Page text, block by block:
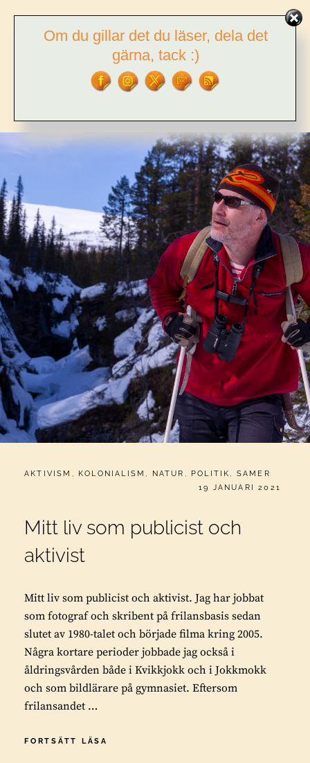
TALES
OM
TIMMERKÅTOR
LEAVE A COMMENT
CATEGORIES:
AKTIVISM , KOLONIALISM , NATUR , POLITIK , SAMER
PUBLICERAT
19 JANUARI 2021
Mitt liv som publicist och
aktivist
Mitt liv som publicist och aktivist. Jag har jobbat
som fotograf och skribent på frilansbasis sedan
slutet av 1980-talet och började filma kring 2005.
Några kortare perioder jobbade jag också i
åldringsvården både i Kvikkjokk och i Jokkmokk
och som bildlärare på gymnasiet. Eftersom
frilansandet …
FORTSÄTT LÄSA
Om du gillar det du läser, dela det
gärna, tack :)